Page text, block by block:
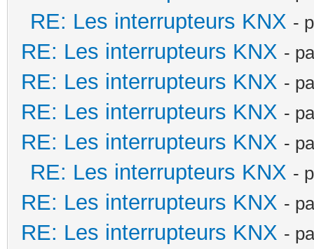
RE: Les interrupteurs KNX -
RE: Les interrupteurs KNX -
RE: Les interrupteurs KNX -
RE: Les interrupteurs KNX -
RE: Les interrupteurs KNX -
RE: Les interrupteurs KNX -
RE: Les interrupteurs KNX -
RE: Les interrupteurs KNX -